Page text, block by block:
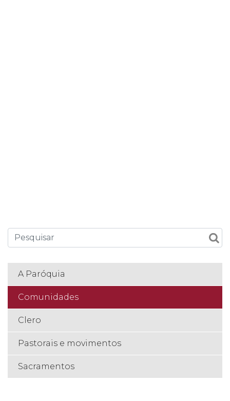
A Paróquia
Comunidades
Clero
Pastorais e movimentos
Sacramentos